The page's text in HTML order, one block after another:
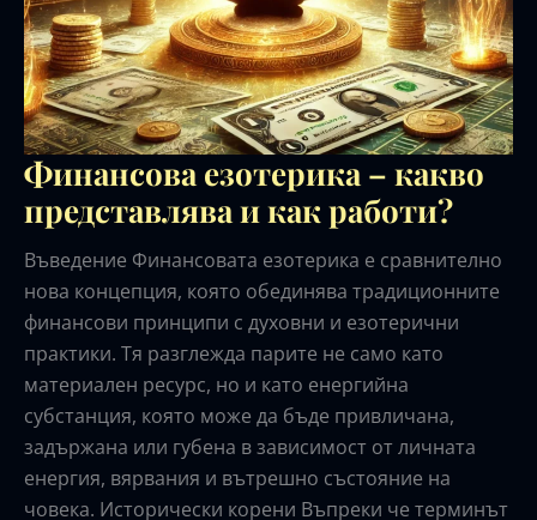
Финансова езотерика – какво
представлява и как работи?
Въведение Финансовата езотерика е сравнително
нова концепция, която обединява традиционните
финансови принципи с духовни и езотерични
практики. Тя разглежда парите не само като
материален ресурс, но и като енергийна
субстанция, която може да бъде привличана,
задържана или губена в зависимост от личната
енергия, вярвания и вътрешно състояние на
човека. Исторически корени Въпреки че терминът